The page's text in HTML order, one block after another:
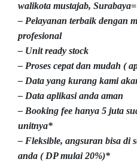
walikota mustajab, Surabaya=
– Pelayanan terbaik dengan
profesional
– Unit ready stock
– Proses cepat dan mudah (
– Data yang kurang kami
– Data aplikasi anda aman
– Booking fee hanya 5 juta
unitnya*
– Fleksible, angsuran bisa di
anda ( DP mulai 20%)*